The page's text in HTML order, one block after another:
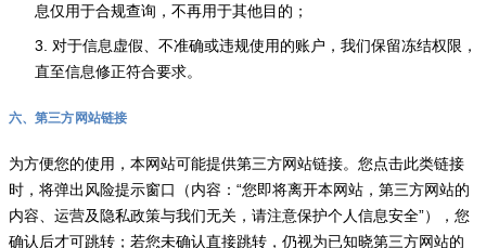
息仅用于合规查询，不再用于其他目的；
3. 对于信息虚假、不准确或违规使用的账户，我们保留冻结权限，
直至信息修正符合要求。
六、第三方网站链接
为方便您的使用，本网站可能提供第三方网站链接。您点击此类链接
时，将弹出风险提示窗口（内容：“您即将离开本网站，第三方网站的
内容、运营及隐私政策与我们无关，请注意保护个人信息安全”），您
确认后才可跳转；若您未确认直接跳转，仍视为已知晓第三方网站的